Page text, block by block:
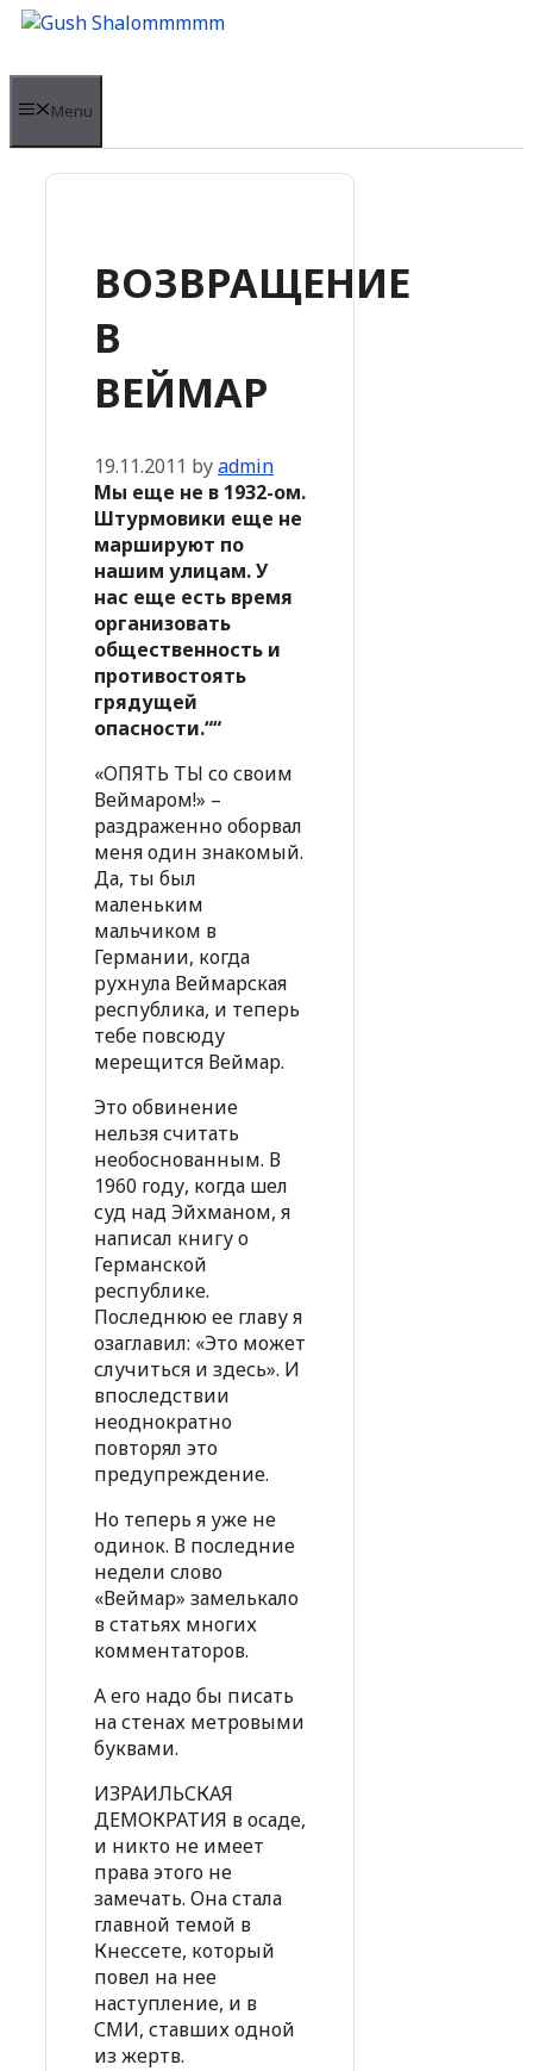
Skip
content
Menu
ВОЗВРАЩЕНИЕ
В
ВЕЙМАР
19.11.2011 byadmin
Мы еще не в 1932-ом.
Штурмовики еще не
маршируют по
нашим улицам. У
нас еще есть время
организовать
общественность и
противостоять
грядущей
опасности.““
«ОПЯТЬ ТЫ со своим
Веймаром!» –
раздраженно оборвал
меня один знакомый.
Да, ты был
маленьким
мальчиком в
Германии, когда
рухнула Веймарская
республика, и теперь
тебе повсюду
мерещится Веймар.
Это обвинение
нельзя считать
необоснованным. В
1960 году, когда шел
суд над Эйхманом, я
написал книгу о
Германской
республике.
Последнюю ее главу я
озаглавил: «Это может
случиться и здесь». И
впоследствии
неоднократно
повторял это
предупреждение.
Но теперь я уже не
одинок. В последние
недели слово
«Веймар» замелькало
в статьях многих
комментаторов.
А его надо бы писать
на стенах метровыми
буквами.
ИЗРАИЛЬСКАЯ
ДЕМОКРАТИЯ в осаде,
и никто не имеет
права этого не
замечать. Она стала
главной темой в
Кнессете, который
повел на нее
наступление, и в
СМИ, ставших одной
из жертв.